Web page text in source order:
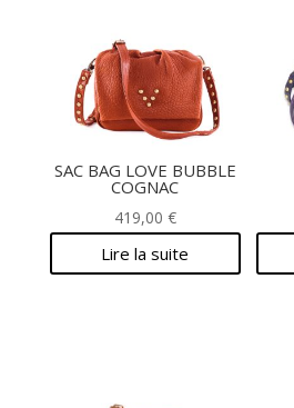
SAC BAG LOVE BUBBLE
COGNAC
419,00 €
Lire la suite